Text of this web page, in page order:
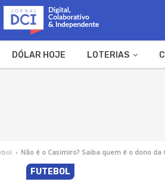
DÓLAR HOJE LOTERIAS
› Não é o Casimiro? Saiba quem é o dono da
FUTEBOL